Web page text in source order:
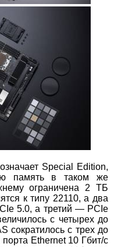
Special Edition,
память в таком же
ограничена 2 ТБ
к типу 22110, а два
5.0, а третий — PCIe
с четырех до
сократилось с трех до
Ethernet 10 Гбит/с